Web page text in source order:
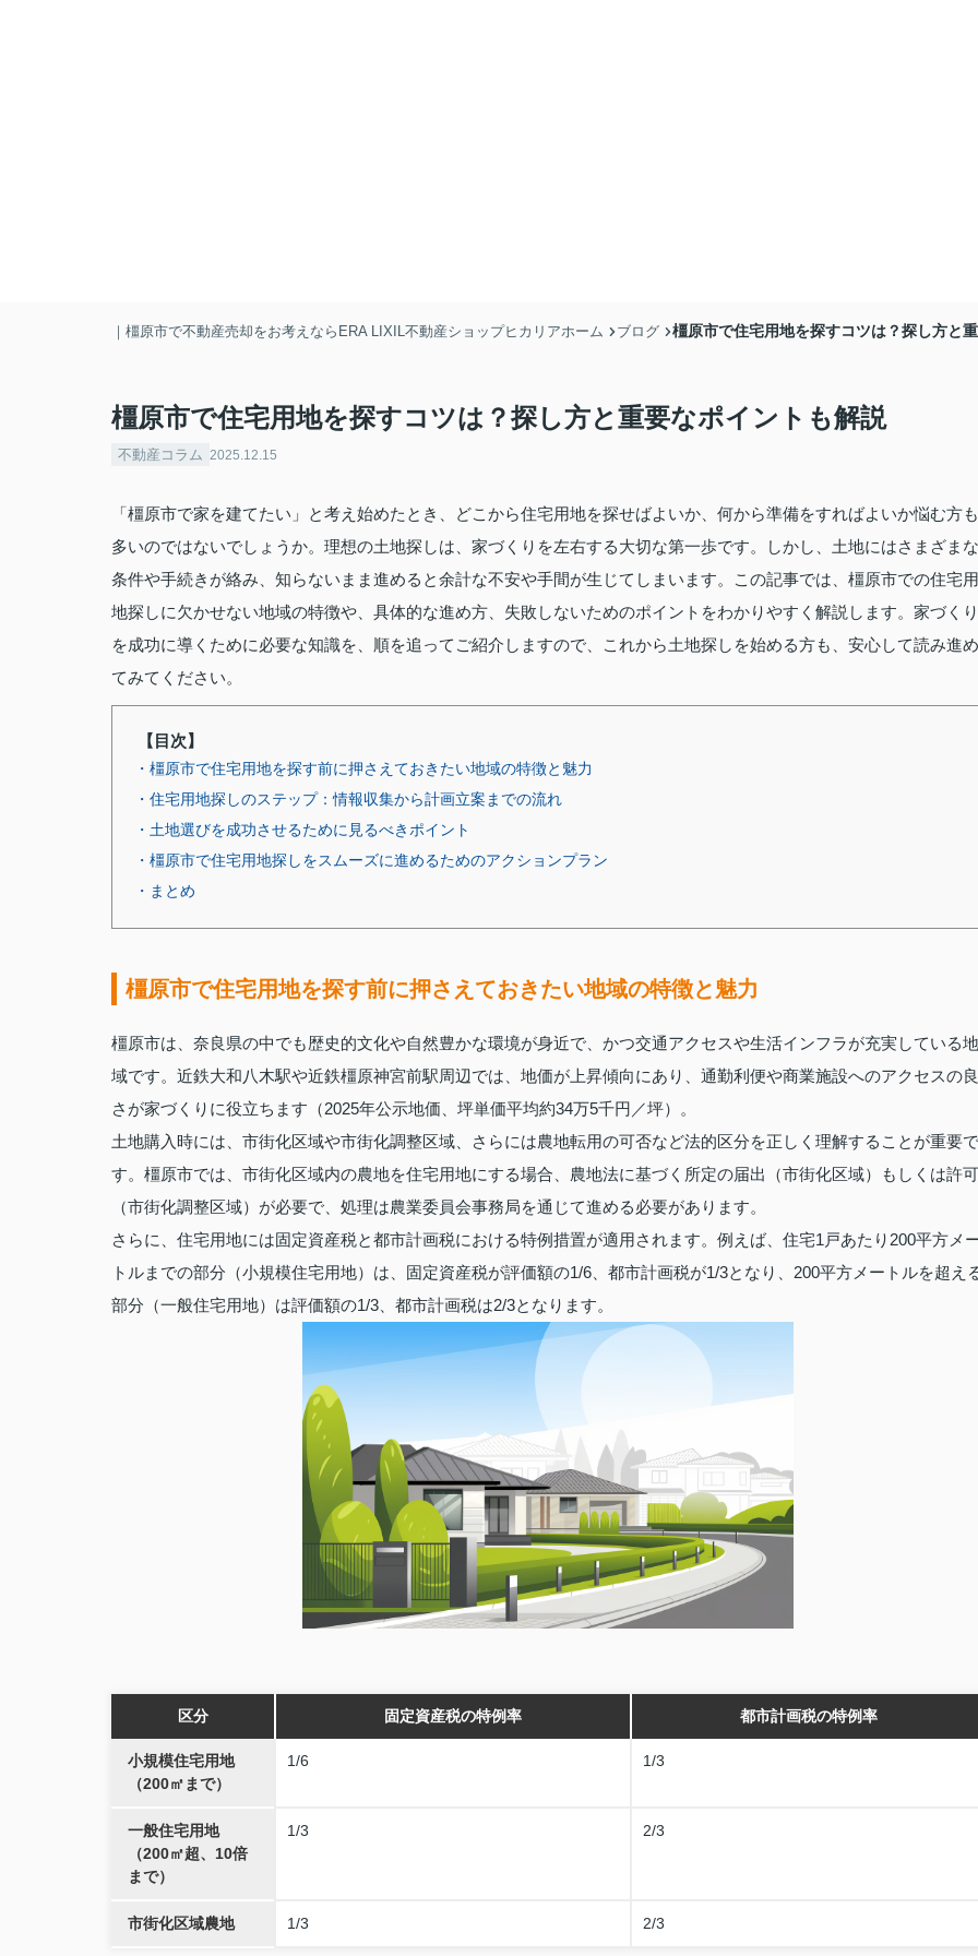
｜橿原市で不動産売却をお考えならERA LIXIL不動産ショップヒカリアホーム ブログ 橿原市で住宅用地を探すコツは？探し方と
橿原市で住宅用地を探すコツは？探し方と重要なポイントも解説
不動産コラム 2025.12.15
「橿原市で家を建てたい」と考え始めたとき、どこから住宅用地を探せばよいか、何から準備をすればよいか悩む方も
多いのではないでしょうか。理想の土地探しは、家づくりを左右する大切な第一歩です。しかし、土地にはさまざまな
条件や手続きが絡み、知らないまま進めると余計な不安や手間が生じてしまいます。この記事では、橿原市での住宅用
地探しに欠かせない地域の特徴や、具体的な進め方、失敗しないためのポイントをわかりやすく解説します。家づくり
を成功に導くために必要な知識を、順を追ってご紹介しますので、これから土地探しを始める方も、安心して読み進め
てみてください。
【目次】
・橿原市で住宅用地を探す前に押さえておきたい地域の特徴と魅力
・住宅用地探しのステップ：情報収集から計画立案までの流れ
・土地選びを成功させるために見るべきポイント
・橿原市で住宅用地探しをスムーズに進めるためのアクションプラン
・まとめ
橿原市で住宅用地を探す前に押さえておきたい地域の特徴と魅力
橿原市は、奈良県の中でも歴史的文化や自然豊かな環境が身近で、かつ交通アクセスや生活インフラが充実している地
域です。近鉄大和八木駅や近鉄橿原神宮前駅周辺では、地価が上昇傾向にあり、通勤利便や商業施設へのアクセスの良
さが家づくりに役立ちます（2025年公示地価、坪単価平均約34万5千円／坪）。
土地購入時には、市街化区域や市街化調整区域、さらには農地転用の可否など法的区分を正しく理解することが重要で
す。橿原市では、市街化区域内の農地を住宅用地にする場合、農地法に基づく所定の届出（市街化区域）もしくは許可
（市街化調整区域）が必要で、処理は農業委員会事務局を通じて進める必要があります。
さらに、住宅用地には固定資産税と都市計画税における特例措置が適用されます。例えば、住宅1戸あたり200平方メ
トルまでの部分（小規模住宅用地）は、固定資産税が評価額の1/6、都市計画税が1/3となり、200平方メートルを超え
部分（一般住宅用地）は評価額の1/3、都市計画税は2/3となります。
区分 固定資産税の特例率 都市計画税の特例率
小規模住宅用地
（200㎡まで）
1/6 1/3
一般住宅用地
（200㎡超、10倍
まで）
1/3 2/3
市街化区域農地 1/3 2/3